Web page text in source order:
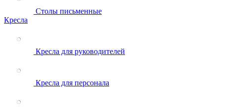
Столы письменные
Кресла
Кресла для руководителей
Кресла для персонала